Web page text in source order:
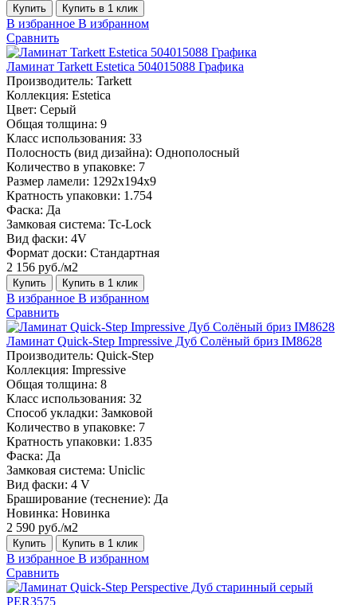
Купить Купить в 1 клик
В избранное В избранном
Сравнить
Ламинат Tarkett Estetica 504015088 Графика
Производитель: Tarkett
Коллекция: Estetica
Цвет: Серый
Общая толщина: 9
Класс использования: 33
Полосность (вид дизайна): Однополосный
Количество в упаковке: 7
Размер ламели: 1292х194х9
Кратность упаковки: 1.754
Фаска: Да
Замковая система: Tc-Lock
Вид фаски: 4V
Формат доски: Стандартная
2 156 руб./м2
Купить Купить в 1 клик
В избранное В избранном
Сравнить
Ламинат Quick-Step Impressive Дуб Солёный бриз IM8628
Производитель: Quick-Step
Коллекция: Impressive
Общая толщина: 8
Класс использования: 32
Способ укладки: Замковой
Количество в упаковке: 7
Кратность упаковки: 1.835
Фаска: Да
Замковая система: Uniclic
Вид фаски: 4 V
Браширование (теснение): Да
Новинка: Новинка
2 590 руб./м2
Купить Купить в 1 клик
В избранное В избранном
Сравнить